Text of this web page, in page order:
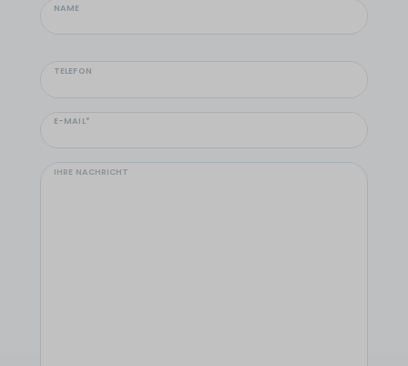
NAME
TELEFON
E-MAIL*
IHRE NACHRICHT